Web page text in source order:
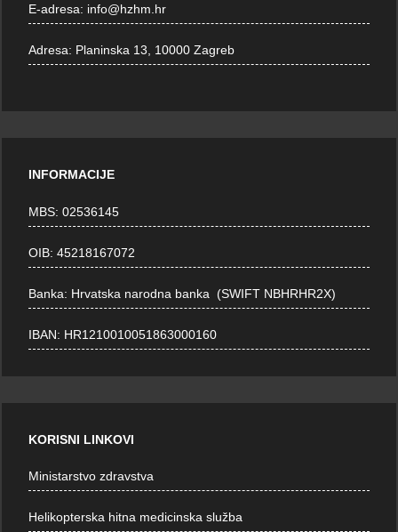
E-adresa: info@hzhm.hr
Adresa: Planinska 13, 10000 Zagreb
INFORMACIJE
MBS: 02536145
OIB: 45218167072
Banka: Hrvatska narodna banka (SWIFT NBHRHR2X)
IBAN: HR1210010051863000160
KORISNI LINKOVI
Ministarstvo zdravstva
Helikopterska hitna medicinska služba